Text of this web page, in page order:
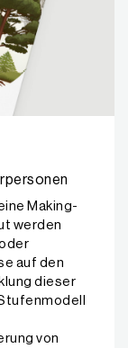
Making-
werden
auf den
dieser
von